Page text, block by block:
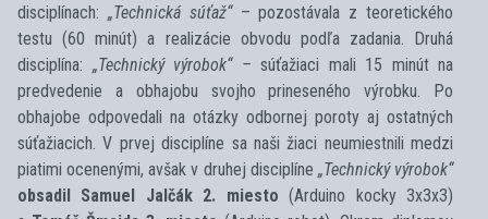
disciplínach: „Technická súťaž“– pozostávala z teoretického
testu (60 minút) a realizácie obvodu podľa zadania. Druhá
disciplína: „Technický výrobok“ – súťažiaci mali 15 minút na
predvedenie a obhajobu svojho prineseného výrobku. Po
obhajobe odpovedali na otázky odbornej poroty aj ostatných
súťažiacich. V prvej disciplíne sa naši žiaci neumiestnili medzi
piatimi ocenenými, avšak v druhej disciplíne „Technický výrobok“
obsadil Samuel Jalčák 2. miesto (Arduino kocky 3x3x3)